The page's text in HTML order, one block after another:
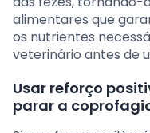
alimentares que
os nutrientes
veterinário antes de
Usar reforço
parar a